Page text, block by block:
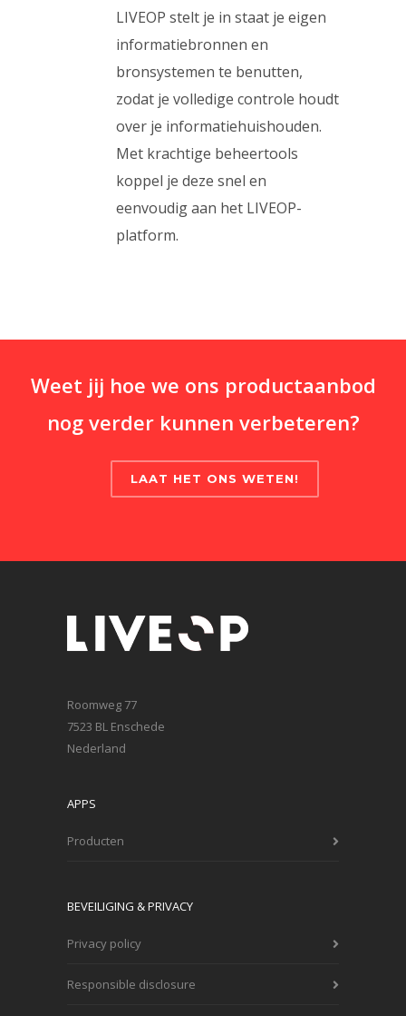
LIVEOP stelt je in staat je eigen
informatiebronnen en
bronsystemen te benutten,
zodat je volledige controle houdt
over je informatiehuishouden.
Met krachtige beheertools
koppel je deze snel en
eenvoudig aan het LIVEOP-
platform.
Weet jij hoe we ons productaanbod
nog verder kunnen verbeteren?
LAAT HET ONS WETEN!
Roomweg 77
7523 BL Enschede
Nederland
APPS
Producten
BEVEILIGING & PRIVACY
Privacy policy
Responsible disclosure